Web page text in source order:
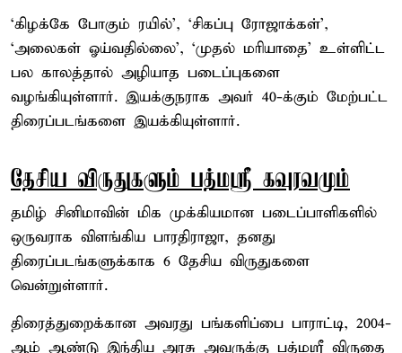
‘கிழக்கே போகும் ரயில்’, ‘சிகப்பு ரோஜாக்கள்’,
‘அலைகள் ஓய்வதில்லை’, ‘முதல் மரியாதை’ உள்ளிட்ட
பல காலத்தால் அழியாத படைப்புகளை
வழங்கியுள்ளார். இயக்குநராக அவர் 40-க்கும் மேற்பட்ட
திரைப்படங்களை இயக்கியுள்ளார்.
தேசிய விருதுகளும் பத்மஸ்ரீ கவுரவமும்
தமிழ் சினிமாவின் மிக முக்கியமான படைப்பாளிகளில்
ஒருவராக விளங்கிய பாரதிராஜா, தனது
திரைப்படங்களுக்காக 6 தேசிய விருதுகளை
வென்றுள்ளார்.
திரைத்துறைக்கான அவரது பங்களிப்பை பாராட்டி, 2004-
ஆம் ஆண்டு இந்திய அரசு அவருக்கு பத்மஸ்ரீ விருதை